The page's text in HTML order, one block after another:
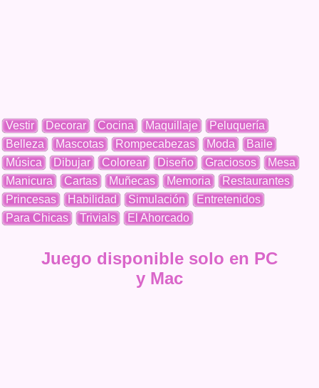
Vestir Decorar Cocina Maquillaje
Peluquería
Belleza
Mascotas Rompecabezas Moda
Baile
Música
Dibujar Colorear Diseño Graciosos
Mesa
Manicura
Cartas Muñecas Memoria
Restaurantes
Princesas
Habilidad Simulación
Entretenidos
Para Chicas
Trivials El Ahorcado
Juego disponible solo en PC
y Mac